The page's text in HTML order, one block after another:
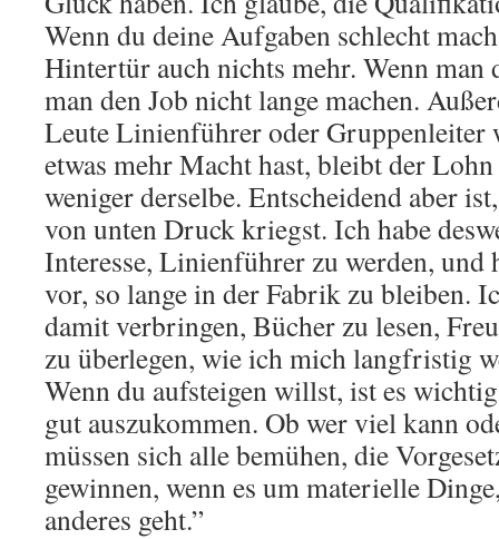
Wenn du deine Aufgaben schlecht
Hintertür auch nichts mehr. Wenn man
man den Job nicht lange machen.
Leute Linienführer oder Gruppenleiter
etwas mehr Macht hast, bleibt der
weniger derselbe. Entscheidend aber
von unten Druck kriegst. Ich habe
Interesse, Linienführer zu werden, und
vor, so lange in der Fabrik zu bleiben.
damit verbringen, Bücher zu lesen,
zu überlegen, wie ich mich langfristig
Wenn du aufsteigen willst, ist es
gut auszukommen. Ob wer viel kann
müssen sich alle bemühen, die
gewinnen, wenn es um materielle
anderes geht.”